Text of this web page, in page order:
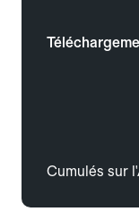
Cumulés sur